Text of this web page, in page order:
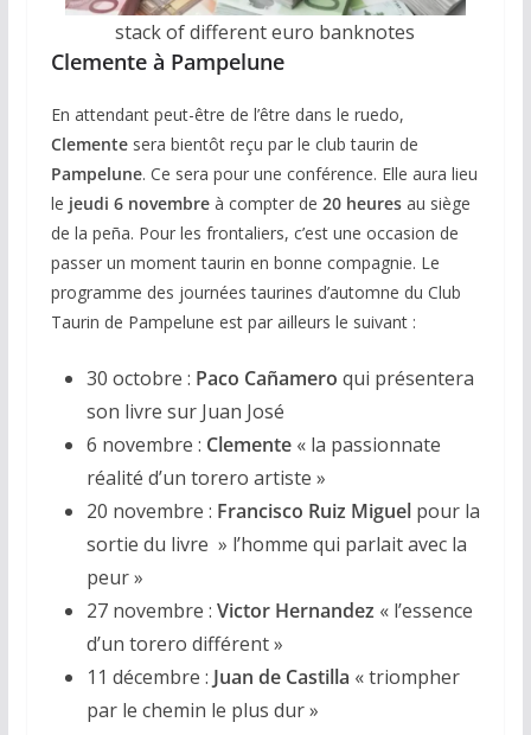
stack of different euro banknotes
Clemente à Pampelune
En attendant peut-être de l’être dans le ruedo,
Clementesera bientôt reçu par le club taurin de
Pampelune. Ce sera pour une conférence. Elle aura lieu
le jeudi 6 novembreà compter de 20 heuresau siège
de la peña. Pour les frontaliers, c’est une occasion de
passer un moment taurin en bonne compagnie. Le
programme des journées taurines d’automne du Club
Taurin de Pampelune est par ailleurs le suivant :
30 octobre : Paco Cañamero qui présentera
son livre sur Juan José
6 novembre : Clemente« la passionnate
réalité d’un torero artiste »
20 novembre : Francisco Ruiz Miguel pour la
sortie du livre » l’homme qui parlait avec la
peur »
27 novembre : Victor Hernandez « l’essence
d’un torero différent »
11 décembre : Juan de Castilla « triompher
par le chemin le plus dur »